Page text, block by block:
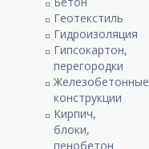
Геотекстиль
Гидроизоляция
Гипсокартон,
перегородки
Железобетонные
конструкции
Кирпич,
блоки,
пенобетон